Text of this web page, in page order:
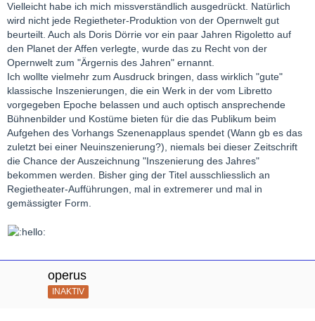
Vielleicht habe ich mich missverständlich ausgedrückt. Natürlich
wird nicht jede Regietheter-Produktion von der Opernwelt gut
beurteilt. Auch als Doris Dörrie vor ein paar Jahren Rigoletto auf
den Planet der Affen verlegte, wurde das zu Recht von der
Opernwelt zum "Ärgernis des Jahren" ernannt.
Ich wollte vielmehr zum Ausdruck bringen, dass wirklich "gute"
klassische Inszenierungen, die ein Werk in der vom Libretto
vorgegeben Epoche belassen und auch optisch ansprechende
Bühnenbilder und Kostüme bieten für die das Publikum beim
Aufgehen des Vorhangs Szenenapplaus spendet (Wann gb es das
zuletzt bei einer Neuinszenierung?), niemals bei dieser Zeitschrift
die Chance der Auszeichnung "Inszenierung des Jahres"
bekommen werden. Bisher ging der Titel ausschliesslich an
Regietheater-Aufführungen, mal in extremerer und mal in
gemässigter Form.
operus
INAKTIV